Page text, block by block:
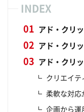
INDEX
アド・クリ
アド・クリ
アド・クリ
クリエイ
柔軟な対応
企画から運